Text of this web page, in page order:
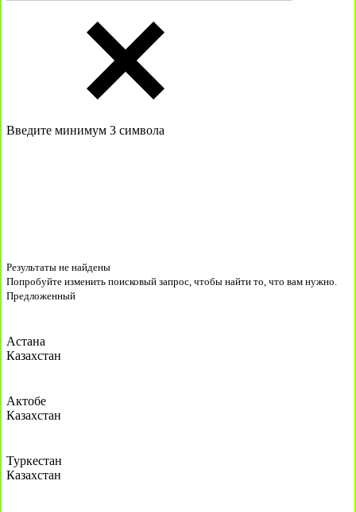
Введите минимум 3 символа
Результаты не найдены
Попробуйте изменить поисковый запрос, чтобы найти то, что вам нужно.
Предложенный
Астана
Казахстан
Актобе
Казахстан
Туркестан
Казахстан